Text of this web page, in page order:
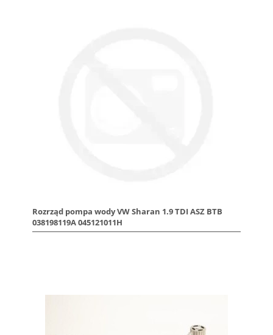
Rozrząd pompa wody VW Sharan 1.9 TDI ASZ BTB
038198119A 045121011H